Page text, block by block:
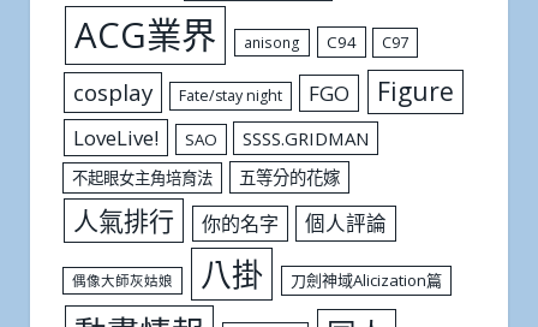
ACG業界 anisong C94 C97
cosplay Fate/stay night FGO Figure
LoveLive! SAO SSSS.GRIDMAN
不起眼女主角培育法 五等分的花嫁
人氣排行 你的名字 個人評論
偶像大師灰姑娘 八掛 刀劍神域Alicization篇